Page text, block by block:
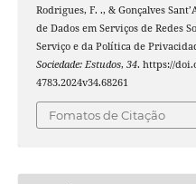
Rodrigues, F. ., & Gonçalves
de Dados em Serviços de Redes
Serviço e da Política de
Sociedade: Estudos, 34. https://
4783.2024v34.68261
Fomatos de Citação